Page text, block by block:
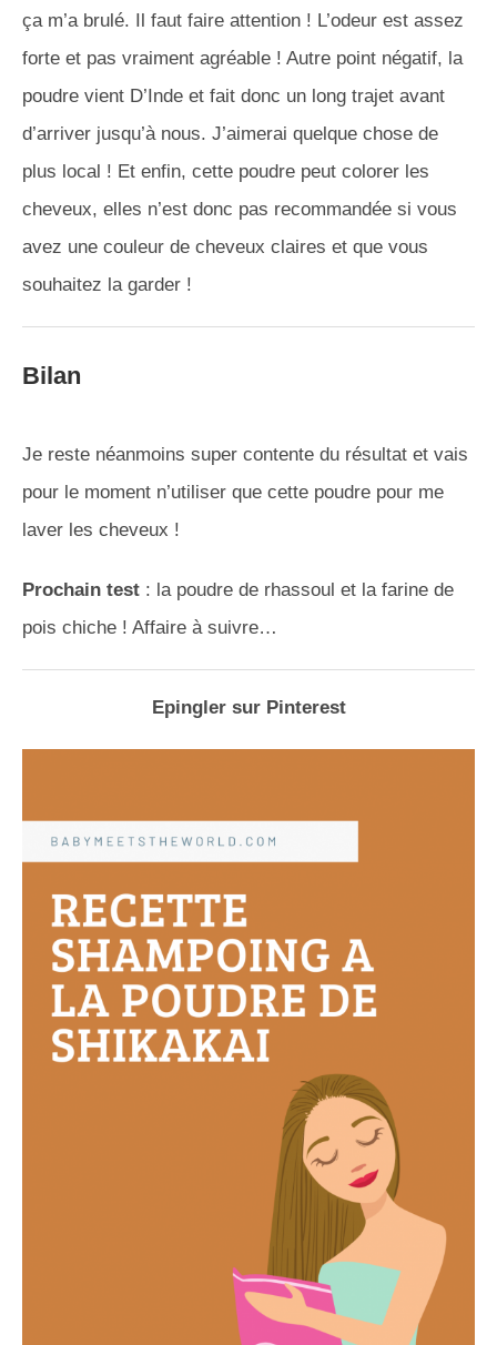
ça m’a brulé. Il faut faire attention ! L’odeur est assez
forte et pas vraiment agréable ! Autre point négatif, la
poudre vient D’Inde et fait donc un long trajet avant
d’arriver jusqu’à nous. J’aimerai quelque chose de
plus local ! Et enfin, cette poudre peut colorer les
cheveux, elles n’est donc pas recommandée si vous
avez une couleur de cheveux claires et que vous
souhaitez la garder !
Bilan
Je reste néanmoins super contente du résultat et vais
pour le moment n’utiliser que cette poudre pour me
laver les cheveux !
Prochain test : la poudre de rhassoul et la farine de
pois chiche ! Affaire à suivre…
Epingler sur Pinterest